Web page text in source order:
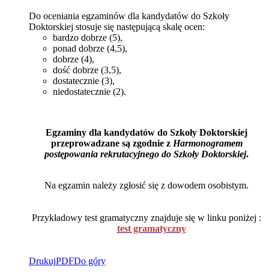
Do oceniania egzaminów dla kandydatów do Szkoły
Doktorskiej stosuje się następującą skalę ocen:
bardzo dobrze (5),
ponad dobrze (4,5),
dobrze (4),
dość dobrze (3,5),
dostatecznie (3),
niedostatecznie (2).
Egzaminy dla kandydatów do Szkoły Doktorskiej
przeprowadzane są zgodnie z Harmonogramem
postępowania rekrutacyjnego do Szkoły Doktorskiej.
Na egzamin należy zgłosić się z dowodem osobistym.
Przykładowy test gramatyczny znajduje się w linku poniżej :
test gramatyczny
DrukujPDFDo góry